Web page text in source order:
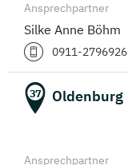
Ansprechpartner
Silke Anne Böhm
0911-2796926
37 Oldenburg
Ansprechpartner